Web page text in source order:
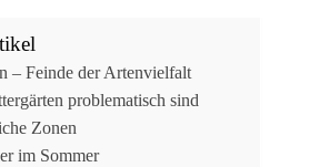
– Feinde der Artenvielfalt
problematisch sind
Zonen
im Sommer